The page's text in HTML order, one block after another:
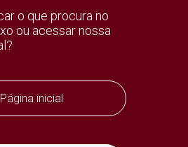
o que procura no
ou acessar nossa
Página inicial